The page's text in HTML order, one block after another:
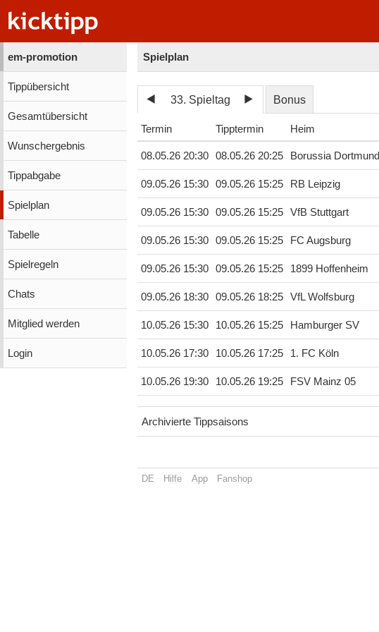
em-promotion
Tippübersicht
Gesamtübersicht
Wunschergebnis
Tippabgabe
Spielplan
Tabelle
Spielregeln
Chats
Mitglied werden
Login
Spielplan
33. Spieltag Bonus
Termin Tipptermin Heim
08.05.26 20:30 08.05.26 20:25 Borussia Dortmund
09.05.26 15:30 09.05.26 15:25 RB Leipzig
09.05.26 15:30 09.05.26 15:25 VfB Stuttgart
09.05.26 15:30 09.05.26 15:25 FC Augsburg
09.05.26 15:30 09.05.26 15:25 1899 Hoffenheim
09.05.26 18:30 09.05.26 18:25 VfL Wolfsburg
10.05.26 15:30 10.05.26 15:25 Hamburger SV
10.05.26 17:30 10.05.26 17:25 1. FC Köln
10.05.26 19:30 10.05.26 19:25 FSV Mainz 05
Archivierte Tippsaisons
DE Hilfe App Fanshop